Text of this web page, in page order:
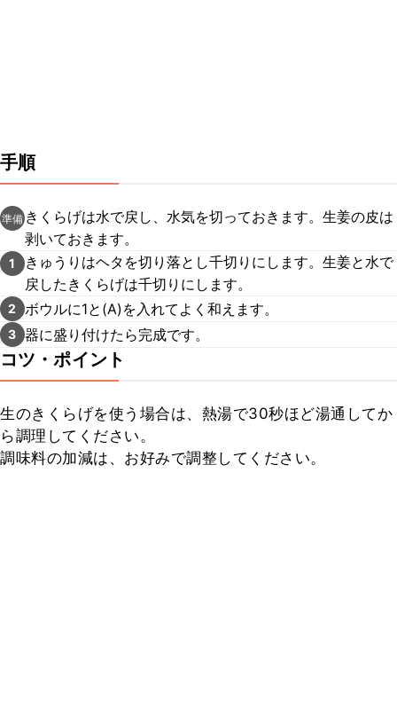
手順
準備 きくらげは水で戻し、水気を切っておきます。生姜の皮は
剥いておきます。
1
きゅうりはヘタを切り落とし千切りにします。生姜と水で
戻したきくらげは千切りにします。
2 ボウルに1と(A)を入れてよく和えます。
3 器に盛り付けたら完成です。
コツ・ポイント
生のきくらげを使う場合は、熱湯で30秒ほど湯通してか
ら調理してください。
調味料の加減は、お好みで調整してください。